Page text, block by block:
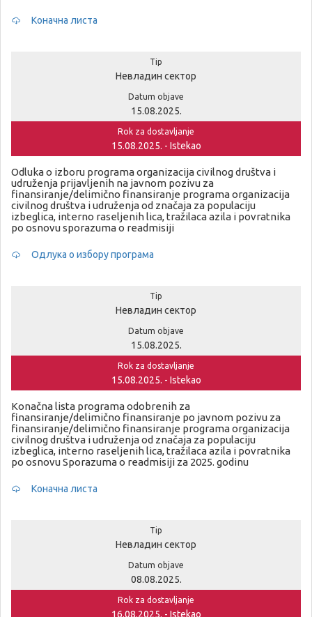
Коначна листа
Tip
Невладин сектор
Datum objave
15.08.2025.
Rok za dostavljanje
15.08.2025. - Istekao
Odluka o izboru programa organizacija civilnog društva i
udruženja prijavljenih na javnom pozivu za
finansiranje/delimično finansiranje programa organizacija
civilnog društva i udruženja od značaja za populaciju
izbeglica, interno raseljenih lica, tražilaca azila i povratnika
po osnovu sporazuma o readmisiji
Одлука о избору програма
Tip
Невладин сектор
Datum objave
15.08.2025.
Rok za dostavljanje
15.08.2025. - Istekao
Konačna lista programa odobrenih za
finansiranje/delimično finansiranje po javnom pozivu za
finansiranje/delimično finansiranje programa organizacija
civilnog društva i udruženja od značaja za populaciju
izbeglica, interno raseljenih lica, tražilaca azila i povratnika
po osnovu Sporazuma o readmisiji za 2025. godinu
Коначна листа
Tip
Невладин сектор
Datum objave
08.08.2025.
Rok za dostavljanje
16.08.2025. - Istekao